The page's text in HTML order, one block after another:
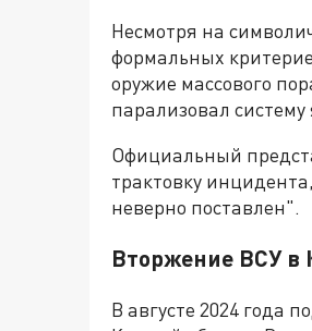
Несмотря на
формальных
оружие массового
парализовал
Официальный
трактовку
неверно поставлен".
Вторжение ВСУ в
В августе 2024 года